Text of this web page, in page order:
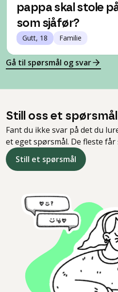
pappa skal stole
som sjåfør?
Gutt, 18 Familie
Gå til spørsmål og svar
Still oss et spørsmål
Fant du ikke svar på det du
et eget spørsmål. De fleste
Still et spørsmål